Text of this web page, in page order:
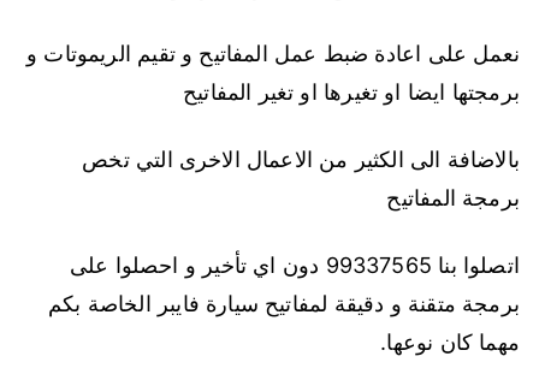
نعمل على اعادة ضبط عمل المفاتيح و تقيم الريموتات و
برمجتها ايضا او تغيرها او تغير المفاتيح
بالاضافة الى الكثير من الاعمال الاخرى التي تخص
برمجة المفاتيح
اتصلوا بنا 99337565 دون اي تأخير و احصلوا على
برمجة متقنة و دقيقة لمفاتيح سيارة فايبر الخاصة بكم
مهما كان نوعها.